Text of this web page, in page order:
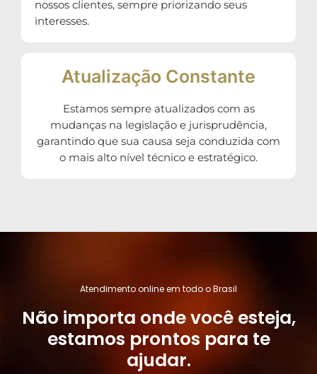
nossos clientes, sempre priorizando seus
interesses.
Atualização Constante
Estamos sempre atualizados com as
mudanças na legislação e jurisprudência,
garantindo que sua causa seja conduzida com
o mais alto nível técnico e estratégico.
Atendimento online em todo o Brasil
Não importa onde você esteja,
estamos prontos para te
ajudar.